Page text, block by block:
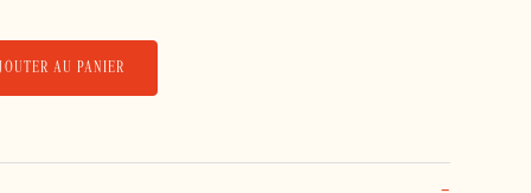
AU PANIER